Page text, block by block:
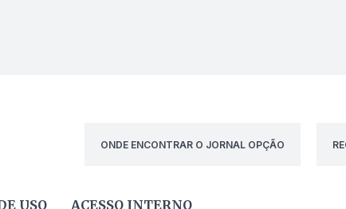
ONDE ENCONTRAR O JORNAL OPÇÃO
USO ACESSO INTERNO